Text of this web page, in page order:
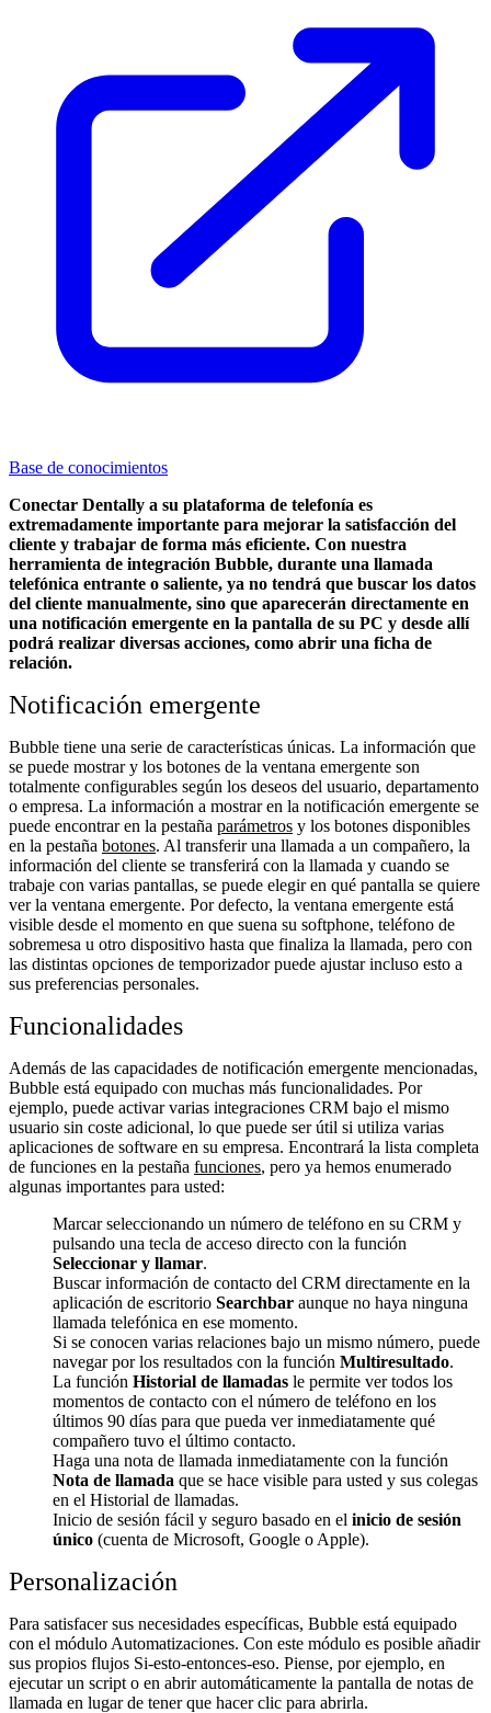
Base de conocimientos
Conectar Dentally a su plataforma de telefonía es
extremadamente importante para mejorar la satisfacción del
cliente y trabajar de forma más eficiente. Con nuestra
herramienta de integración Bubble, durante una llamada
telefónica entrante o saliente, ya no tendrá que buscar los datos
del cliente manualmente, sino que aparecerán directamente en
una notificación emergente en la pantalla de su PC y desde allí
podrá realizar diversas acciones, como abrir una ficha de
relación.
Notificación emergente
Bubble tiene una serie de características únicas. La información que
se puede mostrar y los botones de la ventana emergente son
totalmente configurables según los deseos del usuario, departamento
o empresa. La información a mostrar en la notificación emergente se
puede encontrar en la pestaña parámetros y los botones disponibles
en la pestaña botones. Al transferir una llamada a un compañero, la
información del cliente se transferirá con la llamada y cuando se
trabaje con varias pantallas, se puede elegir en qué pantalla se quiere
ver la ventana emergente. Por defecto, la ventana emergente está
visible desde el momento en que suena su softphone, teléfono de
sobremesa u otro dispositivo hasta que finaliza la llamada, pero con
las distintas opciones de temporizador puede ajustar incluso esto a
sus preferencias personales.
Funcionalidades
Además de las capacidades de notificación emergente mencionadas,
Bubble está equipado con muchas más funcionalidades. Por
ejemplo, puede activar varias integraciones CRM bajo el mismo
usuario sin coste adicional, lo que puede ser útil si utiliza varias
aplicaciones de software en su empresa. Encontrará la lista completa
de funciones en la pestaña funciones, pero ya hemos enumerado
algunas importantes para usted:
Marcar seleccionando un número de teléfono en su CRM y
pulsando una tecla de acceso directo con la función
Seleccionar y llamar.
Buscar información de contacto del CRM directamente en la
aplicación de escritorio Searchbar aunque no haya ninguna
llamada telefónica en ese momento.
Si se conocen varias relaciones bajo un mismo número, puede
navegar por los resultados con la función Multiresultado.
La función Historial de llamadas le permite ver todos los
momentos de contacto con el número de teléfono en los
últimos 90 días para que pueda ver inmediatamente qué
compañero tuvo el último contacto.
Haga una nota de llamada inmediatamente con la función
Nota de llamada que se hace visible para usted y sus colegas
en el Historial de llamadas.
Inicio de sesión fácil y seguro basado en el inicio de sesión
único (cuenta de Microsoft, Google o Apple).
Personalización
Para satisfacer sus necesidades específicas, Bubble está equipado
con el módulo Automatizaciones. Con este módulo es posible añadir
sus propios flujos Si-esto-entonces-eso. Piense, por ejemplo, en
ejecutar un script o en abrir automáticamente la pantalla de notas de
llamada en lugar de tener que hacer clic para abrirla.